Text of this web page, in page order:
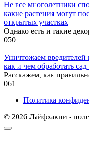
Не все многолетники
какие растения могут
открытых участках
Однако есть и такие
050
Уничтожаем
как и чем обработать сад
Расскажем, как
061
Политика
© 2026 Лайфхакни -